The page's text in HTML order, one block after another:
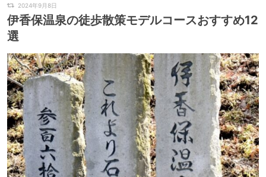
2024年9月8日
伊香保温泉の徒歩散策モデルコースおすすめ12
選